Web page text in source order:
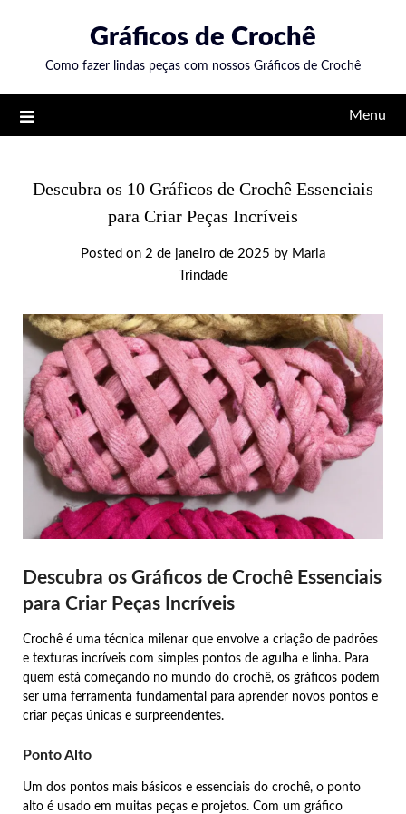
content
Gráficos de Crochê
Como fazer lindas peças com nossos Gráficos de Crochê
Menu
Descubra os 10 Gráficos de Crochê Essenciais
para Criar Peças Incríveis
Posted on 2 de janeiro de 2025 by Maria
Trindade
Descubra os Gráficos de Crochê Essenciais
para Criar Peças Incríveis
Crochê é uma técnica milenar que envolve a criação de padrões
e texturas incríveis com simples pontos de agulha e linha. Para
quem está começando no mundo do crochê, os gráficos podem
ser uma ferramenta fundamental para aprender novos pontos e
criar peças únicas e surpreendentes.
Ponto Alto
Um dos pontos mais básicos e essenciais do crochê, o ponto
alto é usado em muitas peças e projetos. Com um gráfico